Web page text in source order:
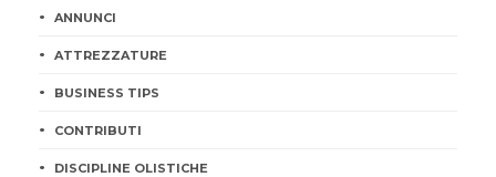
ANNUNCI
ATTREZZATURE
BUSINESS TIPS
CONTRIBUTI
DISCIPLINE OLISTICHE